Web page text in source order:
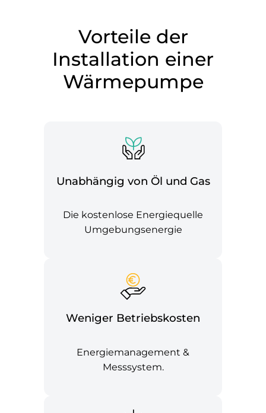
Vorteile der
Installation einer
Wärmepumpe
Unabhängig von Öl und Gas
Die kostenlose Energiequelle
Umgebungsenergie
Weniger Betriebskosten
Energiemanagement &
Messsystem.